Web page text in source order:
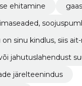
ehitamine
sinu kindlus, siis
kaasaegseid
jahutuslahendust
know-how ning
järelteenindus